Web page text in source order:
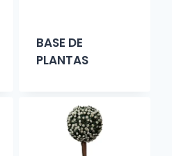
BASE DE
PLANTAS